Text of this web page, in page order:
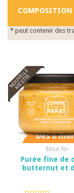
COMPOSITION
* peut contenir des
NOUVELLE
RECETTE
Dès 6
Mixé fin
Purée fine de
butternut et